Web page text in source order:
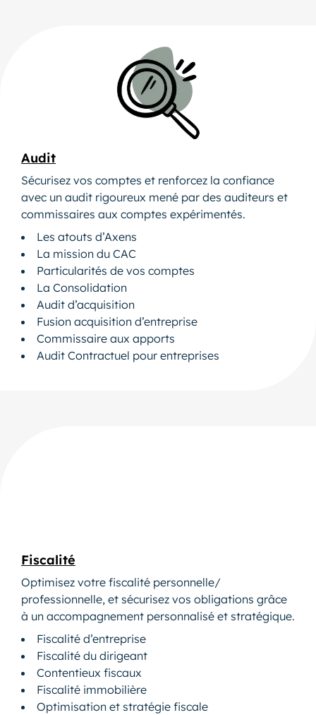
Audit
Sécurisez vos comptes et renforcez la confiance
avec un audit rigoureux mené par des auditeurs et
commissaires aux comptes expérimentés.
Les atouts d’Axens
La mission du CAC
Particularités de vos comptes
La Consolidation
Audit d’acquisition
Fusion acquisition d’entreprise
Commissaire aux apports
Audit Contractuel pour entreprises
Fiscalité
Optimisez votre fiscalité personnelle/
professionnelle, et sécurisez vos obligations grâce
à un accompagnement personnalisé et stratégique.
Fiscalité d’entreprise
Fiscalité du dirigeant
Contentieux fiscaux
Fiscalité immobilière
Optimisation et stratégie fiscale